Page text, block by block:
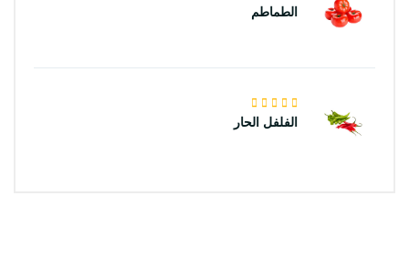
الطماطم
الفلفل الحار